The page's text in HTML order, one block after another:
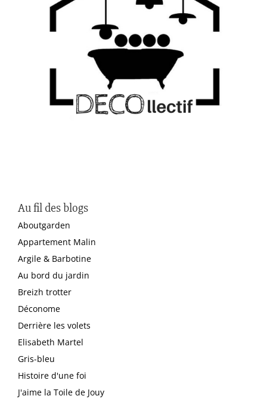
Au fil des blogs
Aboutgarden
Appartement Malin
Argile & Barbotine
Au bord du jardin
Breizh trotter
Déconome
Derrière les volets
Elisabeth Martel
Gris-bleu
Histoire d'une foi
J'aime la Toile de Jouy